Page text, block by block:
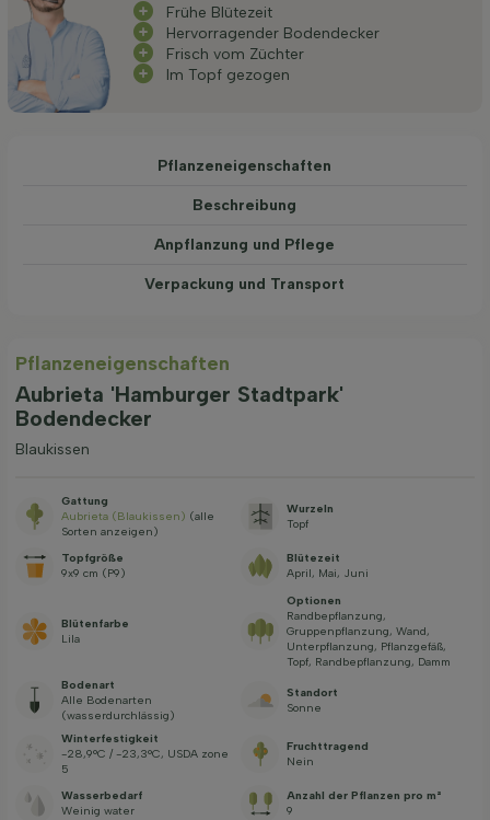
Frühe Blütezeit
Hervorragender Bodendecker
Frisch vom Züchter
Im Topf gezogen
Pflanzeneigenschaften
Beschreibung
Anpflanzung und Pflege
Verpackung und Transport
Pflanzeneigenschaften
Aubrieta 'Hamburger Stadtpark'
Bodendecker
Blaukissen
Gattung
Aubrieta (Blaukissen) (alle
Sorten anzeigen)
Wurzeln
Topf
Topfgröße
9x9 cm (P9)
Blütezeit
April, Mai, Juni
Blütenfarbe
Lila
Optionen
Randbepflanzung,
Gruppenpflanzung, Wand,
Unterpflanzung, Pflanzgefäß,
Topf, Randbepflanzung, Damm
Bodenart
Alle Bodenarten
(wasserdurchlässig)
Standort
Sonne
Winterfestigkeit
-28,9°C / -23,3°C, USDA zone
5
Fruchttragend
Nein
Wasserbedarf
Weinig water
Anzahl der Pflanzen pro m²
9